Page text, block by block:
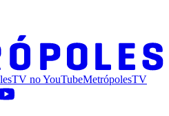
noYouTubeMetrópolesTV